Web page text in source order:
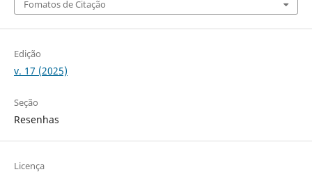
Fomatos de Citação
Edição
v. 17 (2025)
Seção
Resenhas
Licença